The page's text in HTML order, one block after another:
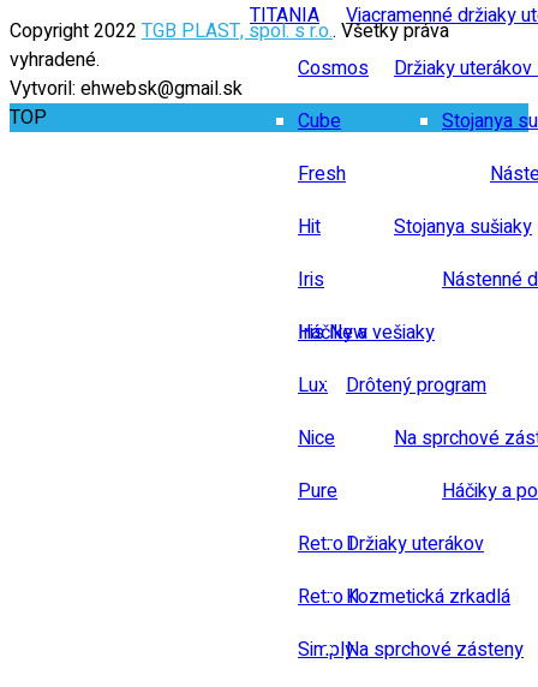
TITANIA
Cosmos
Cube
Fresh
Hit
Iris
Iris New
Lux
Nice
Pure
Retro I
Retro II
Simply
Viacramenné držiaky
Držiaky
Stojanya
Stojanya sušiaky
Nástenné
Háčiky a vešiaky
Drôtený program
Na sprchové
Háčiky a
Držiaky uterákov
Kozmetická zrkadlá
Na sprchové zásteny
Copyright 2022 TGB PLAST, spol. s r.o.. Všetky práva
vyhradené.
Vytvoril: ehwebsk@gmail.sk
TOP